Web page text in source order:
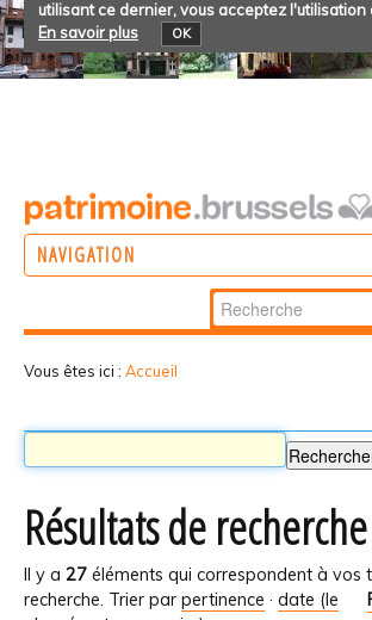
utilisant ce dernier, vous acceptez l'utilisation
En savoir plus
OK
NAVIGATION
Chercher par
Recherche
Vous êtes ici : Accueil
Résultats de recherche
Il y a 27 éléments qui correspondent à vos
recherche. Trier par pertinence · date (le